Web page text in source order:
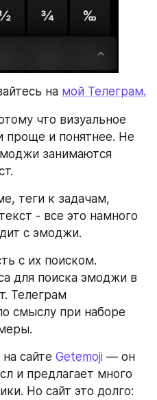
на мой Телеграм.
что визуальное
проще и понятнее. Не
занимаются
теги к задачам,
- все это намного
с эмоджи.
с их поиском.
для поиска эмоджи в
Телеграм
смыслу при наборе
сайте Getemoji — он
и предлагает много
Но сайт это долго: